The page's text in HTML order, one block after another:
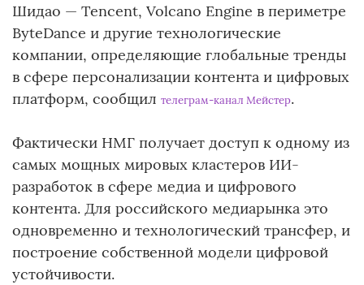
Шидао — Tencent, Volcano Engine в периметре
ByteDance и другие технологические
компании, определяющие глобальные тренды
в сфере персонализации контента и цифровых
платформ, сообщил телеграм-канал Мейстер.
Фактически НМГ получает доступ к одному из
самых мощных мировых кластеров ИИ-
разработок в сфере медиа и цифрового
контента. Для российского медиарынка это
одновременно и технологический трансфер, и
построение собственной модели цифровой
устойчивости.